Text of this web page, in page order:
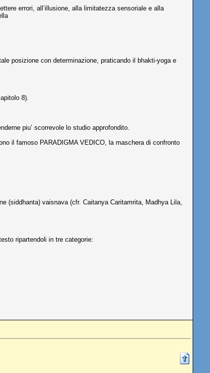
errori, all’illusione, alla limitatezza sensoriale e alla
posizione con determinazione, praticando il bhakti-yoga e
8).
piu’ scorrevole lo studio approfondito.
il famoso PARADIGMA VEDICO, la maschera di confronto
(siddhanta) vaisnava (cfr. Caitanya Caritamrita, Madhya Lila,
ripartendoli in tre categorie: